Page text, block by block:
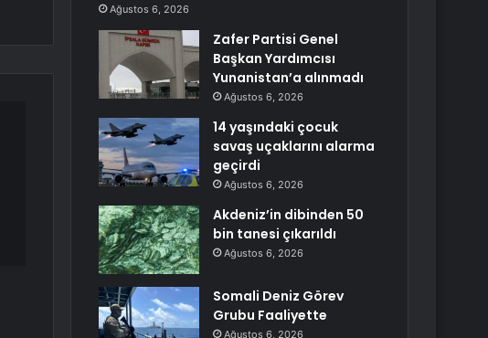
Ağustos 6, 2026
Zafer Partisi Genel
Başkan Yardımcısı
Yunanistan’a alınmadı
Ağustos 6, 2026
14 yaşındaki çocuk
savaş uçaklarını alarma
geçirdi
Ağustos 6, 2026
Akdeniz’in dibinden 50
bin tanesi çıkarıldı
Ağustos 6, 2026
Somali Deniz Görev
Grubu Faaliyette
Ağustos 6, 2026